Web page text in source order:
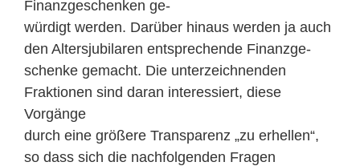
Finanzgeschenken ge-
würdigt werden. Darüber hinaus werden ja auch
den Altersjubilaren entsprechende Finanzge-
schenke gemacht. Die unterzeichnenden
Fraktionen sind daran interessiert, diese
Vorgänge
durch eine größere Transparenz „zu erhellen“,
so dass sich die nachfolgenden Fragen